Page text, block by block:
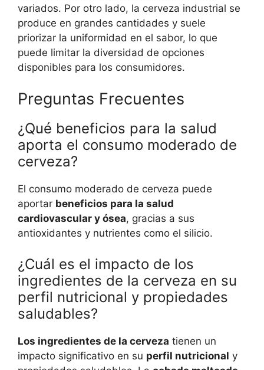
variados. Por otro lado, la cerveza industrial se
produce en grandes cantidades y suele
priorizar la uniformidad en el sabor, lo que
puede limitar la diversidad de opciones
disponibles para los consumidores.
Preguntas Frecuentes
¿Qué beneficios para la salud
aporta el consumo moderado de
cerveza?
El consumo moderado de cerveza puede
aportar beneficios para la salud
cardiovascular y ósea, gracias a sus
antioxidantes y nutrientes como el silicio.
¿Cuál es el impacto de los
ingredientes de la cerveza en su
perfil nutricional y propiedades
saludables?
Los ingredientes de la cerveza tienen un
impacto significativo en su perfil nutricional y